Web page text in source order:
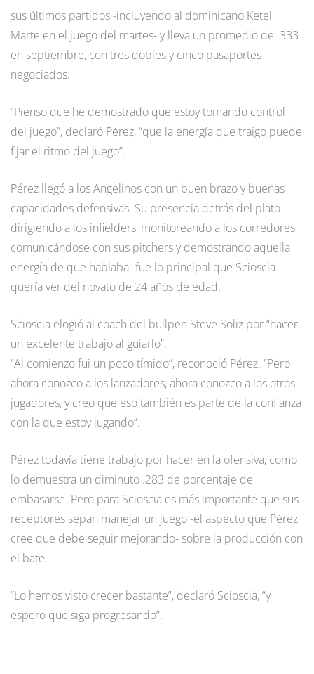
sus últimos partidos -incluyendo al dominicano Ketel
Marte en el juego del martes- y lleva un promedio de .333
en septiembre, con tres dobles y cinco pasaportes
negociados.
“Pienso que he demostrado que estoy tomando control
del juego”, declaró Pérez, “que la energía que traigo puede
fijar el ritmo del juego”.
Pérez llegó a los Angelinos con un buen brazo y buenas
capacidades defensivas. Su presencia detrás del plato -
dirigiendo a los infielders, monitoreando a los corredores,
comunicándose con sus pitchers y demostrando aquella
energía de que hablaba- fue lo principal que Scioscia
quería ver del novato de 24 años de edad.
Scioscia elogió al coach del bullpen Steve Soliz por “hacer
un excelente trabajo al guiarlo”.
“Al comienzo fui un poco tímido”, reconoció Pérez. “Pero
ahora conozco a los lanzadores, ahora conozco a los otros
jugadores, y creo que eso también es parte de la confianza
con la que estoy jugando”.
Pérez todavía tiene trabajo por hacer en la ofensiva, como
lo demuestra un diminuto .283 de porcentaje de
embasarse. Pero para Scioscia es más importante que sus
receptores sepan manejar un juego -el aspecto que Pérez
cree que debe seguir mejorando- sobre la producción con
el bate.
“Lo hemos visto crecer bastante”, declaró Scioscia, “y
espero que siga progresando”.